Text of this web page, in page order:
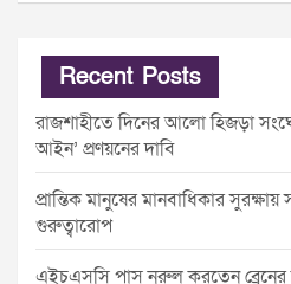
Recent Posts
রাজশাহীতে দিনের আলো হিজড়া
আইন’ প্রণয়নের দাবি
প্রান্তিক মানুষের মানবাধিকার
গুরুত্বারোপ
এইচএসসি পাস নুরুল করতেন ব্রেনের